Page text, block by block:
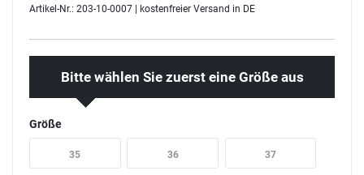
Artikel-Nr.: 203-10-0007 | kostenfreier Versand in DE
Bitte wählen Sie zuerst eine Größe aus
Größe
35 36 37